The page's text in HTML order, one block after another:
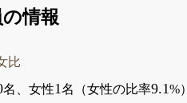
情報
比
名、女性1名（女性の比率9.1%）